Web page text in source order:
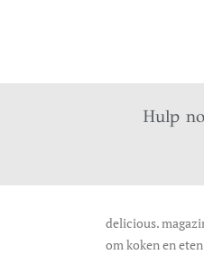
Hulp
delicious.
om koken en